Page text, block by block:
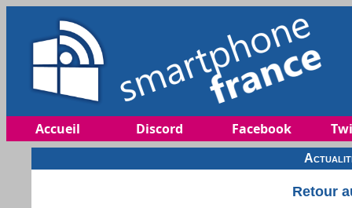
Accueil Discord Facebook
Retour